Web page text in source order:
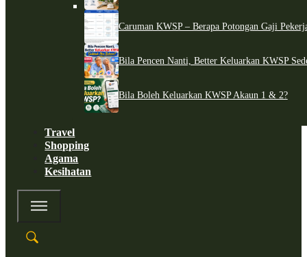
Caruman KWSP – Berapa Potongan Gaji
Bila Pencen Nanti, Better Keluarkan KWSP
Bila Boleh Keluarkan KWSP Akaun 1 & 2?
Travel
Shopping
Agama
Kesihatan